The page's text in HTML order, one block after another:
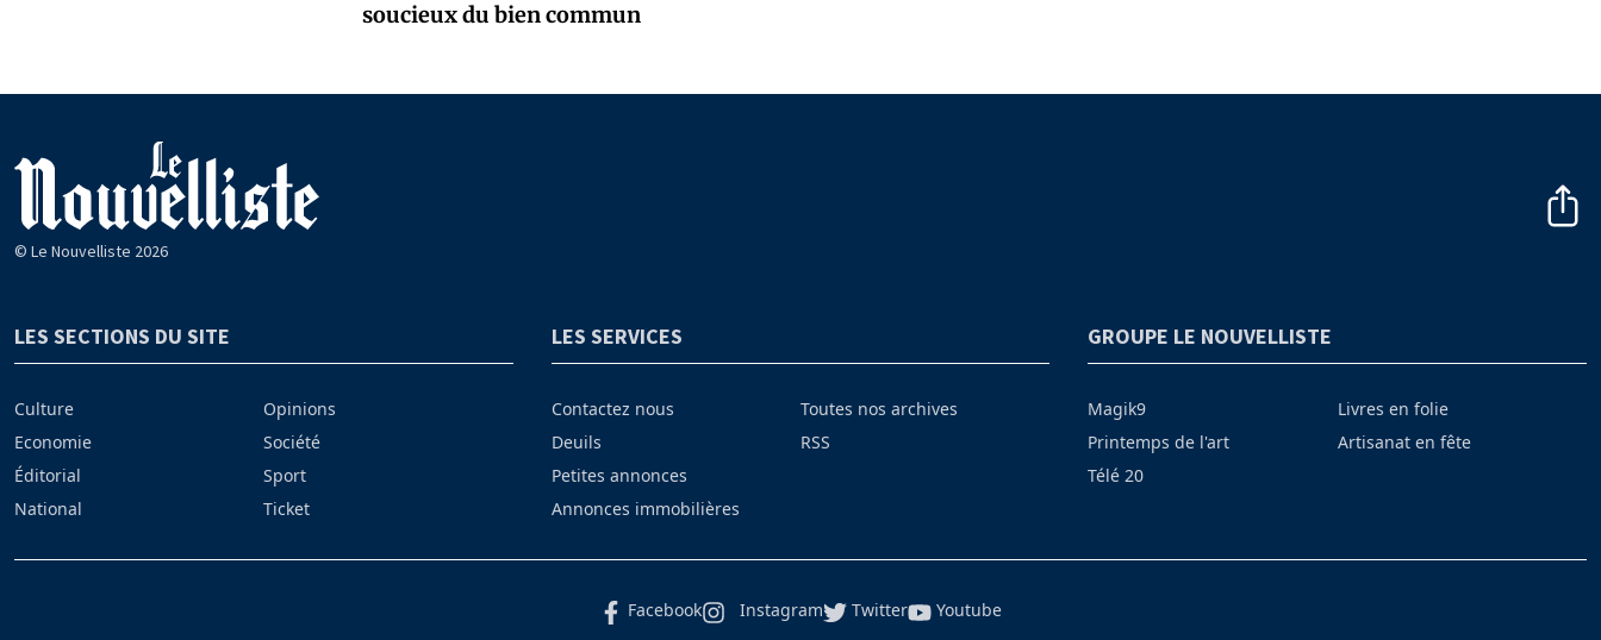
soucieux du bien commun
© Le Nouvelliste 2026
LES SECTIONS DU SITE
Culture
Economie
Éditorial
National
Opinions
Société
Sport
Ticket
LES SERVICES
Contactez nous
Deuils
Petites annonces
Annonces immobilières
Toutes nos archives
RSS
GROUPE LE NOUVELLISTE
Magik9
Printemps de l'art
Télé 20
Livres en folie
Artisanat en fête
Facebook Instagram Twitter Youtube